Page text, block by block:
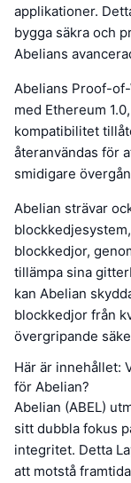
applikationer.
bygga säkra och
Abelians
Abelians Proof-
med Ethereum
kompatibilitet
återanvändas för
smidigare
Abelian strävar
blockkedjor,
tillämpa sina
kan Abelian
blockkedjor från
övergripande
Här är innehållet:
för Abelian?
Abelian (ABEL)
sitt dubbla fokus
integritet. Detta
att motstå